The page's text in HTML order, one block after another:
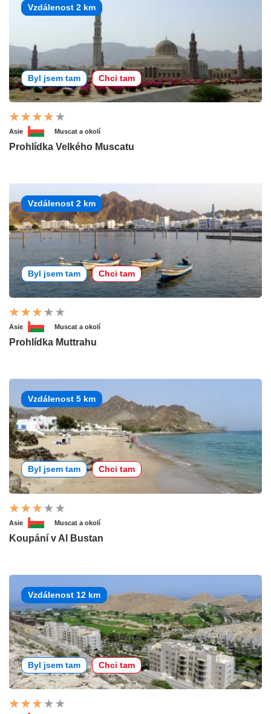
Vzdálenost 2 km
Byl jsem tam Chci tam
Asie Muscat a okolí
Prohlídka Velkého Muscatu
Vzdálenost 2 km
Byl jsem tam Chci tam
Asie Muscat a okolí
Prohlídka Muttrahu
Vzdálenost 5 km
Byl jsem tam Chci tam
Asie Muscat a okolí
Koupání v Al Bustan
Vzdálenost 12 km
Byl jsem tam Chci tam